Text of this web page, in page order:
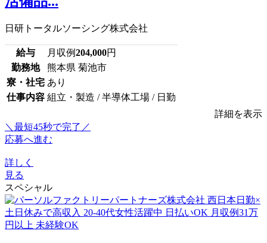
日研トータルソーシング株式会社
給与 月収例204,000円
勤務地
熊本県 菊池市
寮・社宅 あり
仕事内容 組立・製造 / 半導体工場 / 日勤
詳細を表示
＼最短45秒で完了／
応募へ進む
詳しく
見る
スペシャル